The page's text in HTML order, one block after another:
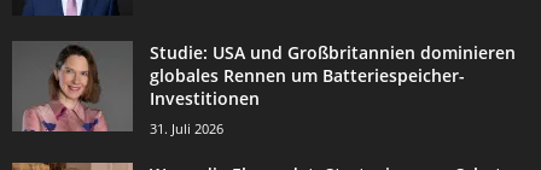
Studie: USA und Großbritannien dominieren
globales Rennen um Batteriespeicher-
Investitionen
31. Juli 2026